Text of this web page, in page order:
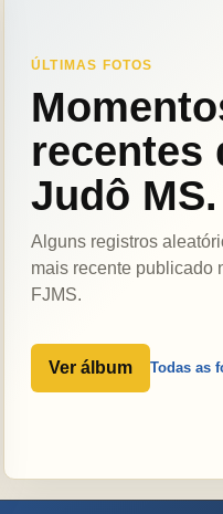
ÚLTIMAS FOTOS
recentes
Judô MS.
Alguns registros
mais recente publicado
FJMS.
Ver álbum Todas as